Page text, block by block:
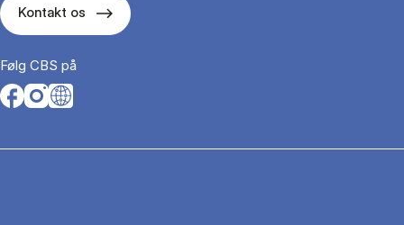
Kontakt os
Følg CBS på
Opens in a new tab
Opens in a new tab
Opens in a new tab